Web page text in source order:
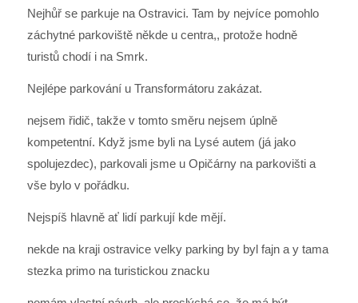
Nejhůř se parkuje na Ostravici. Tam by nejvíce pomohlo
záchytné parkoviště někde u centra,, protože hodně
turistů chodí i na Smrk.
Nejlépe parkování u Transformátoru zakázat.
nejsem řidič, takže v tomto směru nejsem úplně
kompetentní. Když jsme byli na Lysé autem (já jako
spolujezdec), parkovali jsme u Opičárny na parkovišti a
vše bylo v pořádku.
Nejspíš hlavně ať lidí parkují kde mějí.
nekde na kraji ostravice velky parking by byl fajn a y tama
stezka primo na turistickou znacku